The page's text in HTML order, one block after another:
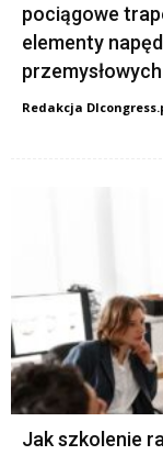
pociągowe
elementy
przemysłowych
Redakcja
Jak szkolenie